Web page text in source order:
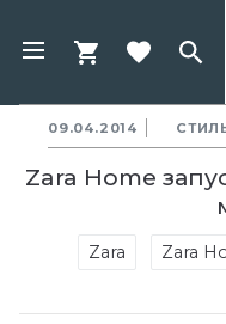
09.04.2014
Zara Home
Zara Zara